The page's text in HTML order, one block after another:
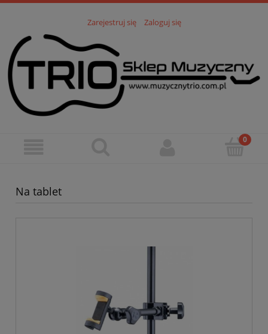
Zarejestruj się Zaloguj się
Na tablet